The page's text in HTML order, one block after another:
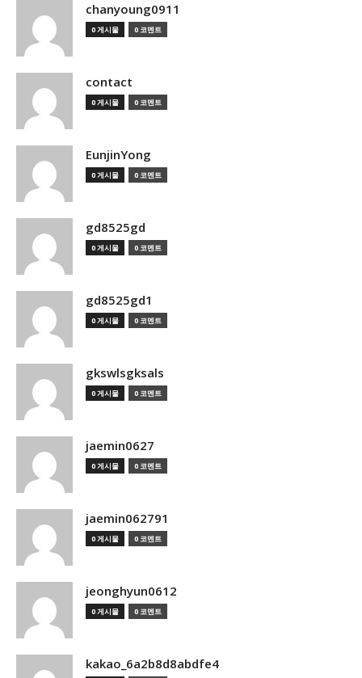
chanyoung0911
0 게시물 0 코멘트
contact
0 게시물 0 코멘트
EunjinYong
0 게시물 0 코멘트
gd8525gd
0 게시물 0 코멘트
gd8525gd1
0 게시물 0 코멘트
gkswlsgksals
0 게시물 0 코멘트
jaemin0627
0 게시물 0 코멘트
jaemin062791
0 게시물 0 코멘트
jeonghyun0612
0 게시물 0 코멘트
kakao_6a2b8d8abdfe4